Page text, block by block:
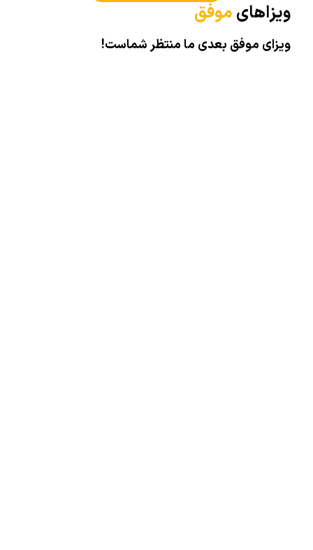
ویزاهایموفق
ویزای موفق بعدی ما منتظر شماست!